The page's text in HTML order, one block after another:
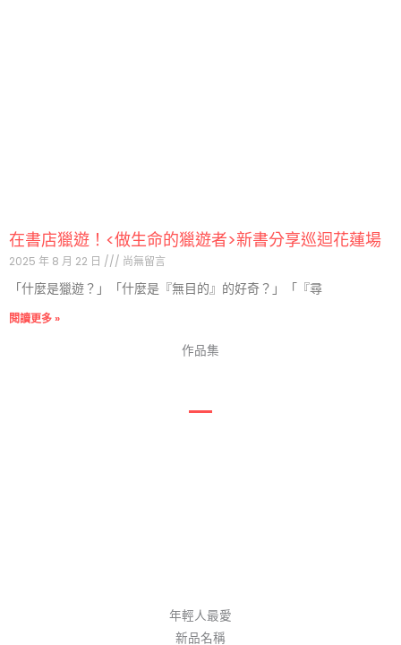
在書店獵遊！<做生命的獵遊者>新書分享巡迴花蓮場
2025 年 8 月 22 日 尚無留言
「什麼是獵遊？」「什麼是『無目的』的好奇？」「『尋
閱讀更多 »
作品集
年輕人最愛
新品名稱